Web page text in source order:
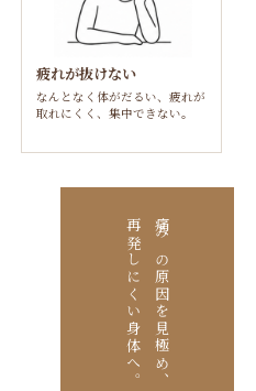
疲れが抜けない
なんとなく体がだるい、疲れが
取れにくく、集中できない。
痛みの原因を見極め、
再発しにくい身体へ。